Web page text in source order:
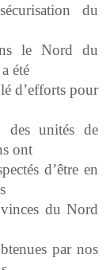
du
le Nord du
été
d’efforts pour
des unités de
ont
d’être en
du Nord
par nos